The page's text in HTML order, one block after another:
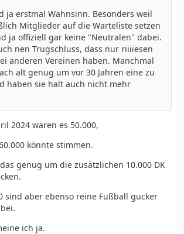
ja erstmal Wahnsinn. Besonders weil
Mitglieder auf die Warteliste setzen
ja offiziell gar keine "Neutralen" dabei.
nen Trugschluss, dass nur riiiiesen
anderen Vereinen haben. Manchmal
alt genug um vor 30 Jahren eine zu
haben sie halt auch nicht mehr
2024 waren es 50.000,
könnte stimmen.
genug um die zusätzlichen 10.000 DK
sind aber ebenso reine Fußball gucker
ich ja.